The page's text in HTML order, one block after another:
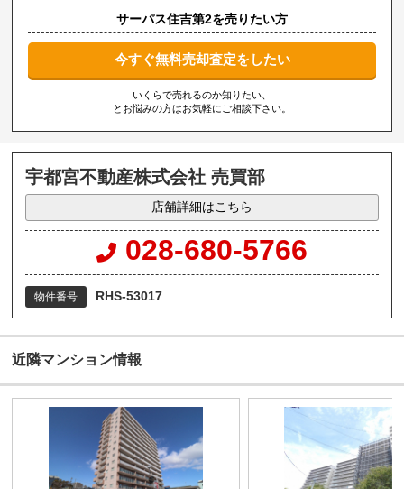
サーパス住吉第2を売りたい方
今すぐ無料売却査定をしたい
いくらで売れるのか知りたい、
とお悩みの方はお気軽にご相談下さい。
宇都宮不動産株式会社 売買部
店舗詳細はこちら
028-680-5766
物件番号 RHS-53017
近隣マンション情報